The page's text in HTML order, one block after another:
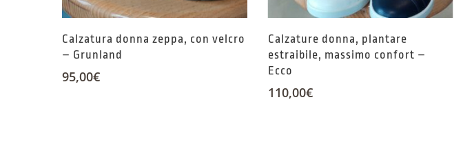
Calzatura donna zeppa, con velcro
– Grunland
95,00€
Calzature donna, plantare
estraibile, massimo confort –
Ecco
110,00€